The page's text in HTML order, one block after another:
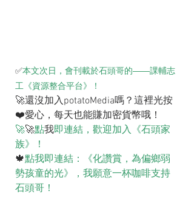
✅本文次日，會刊載於石頭哥的——課輔志
工《資源整合平台》！
🚀還沒加入potatoMedia嗎？這裡光按
❤️愛心，每天也能賺加密貨幣哦！
🚀🚀點我即連結，歡迎加入《石頭家
族》！
🍁點我即連結：《化讚賞，為偏鄉弱
勢孩童的光》，我願意一杯咖啡支持
石頭哥！